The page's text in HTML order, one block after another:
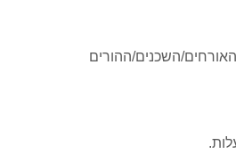
השכנים/ההורים